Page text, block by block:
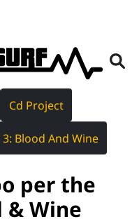
Cd Project
Blood And Wine
per the
& Wine